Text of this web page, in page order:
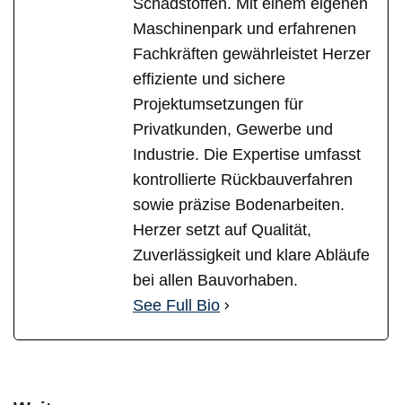
Schadstoffen. Mit einem eigenen
Maschinenpark und erfahrenen
Fachkräften gewährleistet Herzer
effiziente und sichere
Projektumsetzungen für
Privatkunden, Gewerbe und
Industrie. Die Expertise umfasst
kontrollierte Rückbauverfahren
sowie präzise Bodenarbeiten.
Herzer setzt auf Qualität,
Zuverlässigkeit und klare Abläufe
bei allen Bauvorhaben.
See Full Bio